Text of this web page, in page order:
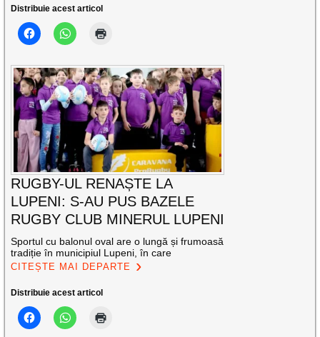
Distribuie acest articol
RUGBY-UL RENAȘTE LA
LUPENI: S-AU PUS BAZELE
RUGBY CLUB MINERUL LUPENI
Sportul cu balonul oval are o lungă și frumoasă
tradiție în municipiul Lupeni, în care
CITEȘTE MAI DEPARTE
Distribuie acest articol